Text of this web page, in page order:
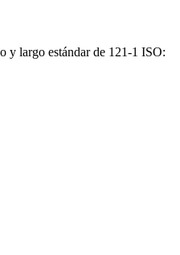
y largo estándar de 121-1 ISO: